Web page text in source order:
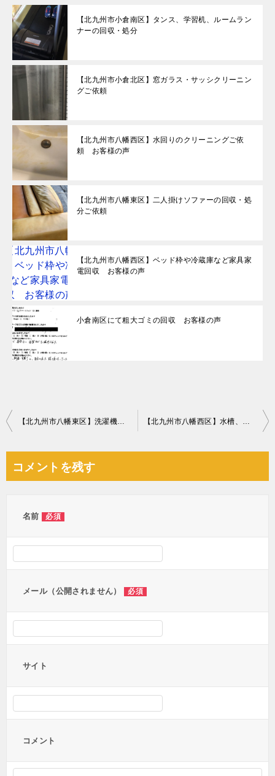
【北九州市小倉南区】タンス、学習机、ルームラン
ナーの回収・処分
【北九州市小倉北区】窓ガラス・サッシクリーニン
グご依頼
【北九州市八幡西区】水回りのクリーニングご依
頼 お客様の声
【北九州市八幡東区】二人掛けソファーの回収・処
分ご依頼
【北九州市八幡西区】ベッド枠や冷蔵庫など家具家
電回収 お客様の声
小倉南区にて粗大ゴミの回収 お客様の声
投
ビ
【北九州市八幡東区】洗濯機の回収・処分ご依頼 お客様の声 【北九州市八幡西区】水槽、水槽土台の回収・処分ご依頼 お客様の声
コメントを残す
名前 必須
メール（公開されません） 必須
サイト
コメント